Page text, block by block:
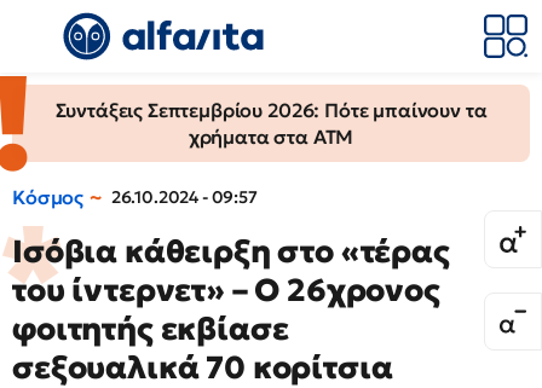
Συντάξεις Σεπτεμβρίου 2026: Πότε μπαίνουν τα
χρήματα στα ΑΤΜ
Κόσμος 26.10.2024 - 09:57
Ισόβια κάθειρξη στο «τέρας
του ίντερνετ» – Ο 26χρονος
φοιτητής εκβίασε
σεξουαλικά 70 κορίτσια